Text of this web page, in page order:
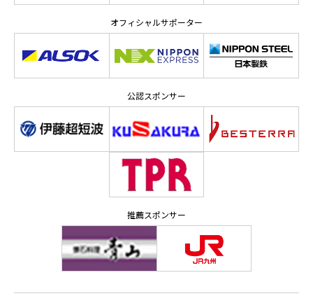
オフィシャルサポーター
公認スポンサー
推薦スポンサー